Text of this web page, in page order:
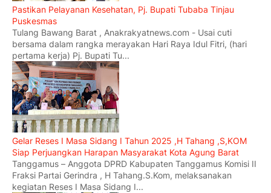
Pastikan Pelayanan Kesehatan, Pj. Bupati Tubaba Tinjau
Puskesmas
Tulang Bawang Barat , Anakrakyatnews.com - Usai cuti
bersama dalam rangka merayakan Hari Raya Idul Fitri, (hari
pertama kerja) Pj. Bupati Tu...
Gelar Reses I Masa Sidang I Tahun 2025 ,H Tahang ,S,KOM
Siap Perjuangkan Harapan Masyarakat Kota Agung Barat
Tanggamus – Anggota DPRD Kabupaten Tanggamus Komisi II
Fraksi Partai Gerindra , H Tahang.S.Kom, melaksanakan
kegiatan Reses I Masa Sidang I...